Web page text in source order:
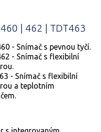
| 462 | TDT463
- Snímač s pevnou tyčí.
- Snímač s flexibilní
- Snímač s flexibilní
a teplotním